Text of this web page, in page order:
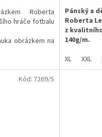
Roberta
hráče fotbalu
obrázkem na
z
5
hvězdiček.
Pánský a
Roberta
z
140g/m.
Materiál -
Trenky
XL XXL
Kód: 7269/S